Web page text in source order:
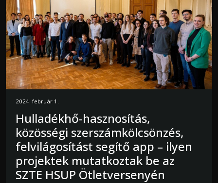
2024. február 1.
Hulladékhő-hasznosítás,
közösségi szerszámkölcsönzés,
felvilágosítást segítő app – ilyen
projektek mutatkoztak be az
SZTE HSUP Ötletversenyén